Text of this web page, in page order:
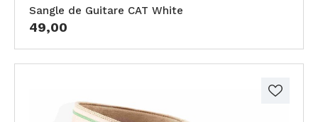
Sangle de Guitare CAT White
49,00